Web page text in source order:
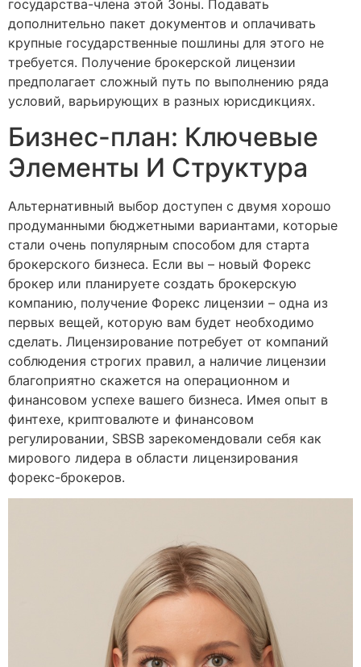
государства-члена этой Зоны. Подавать
дополнительно пакет документов и оплачивать
крупные государственные пошлины для этого не
требуется. Получение брокерской лицензии
предполагает сложный путь по выполнению ряда
условий, варьирующих в разных юрисдикциях.
Бизнес-план: Ключевые
Элементы И Структура
Альтернативный выбор доступен с двумя хорошо
продуманными бюджетными вариантами, которые
стали очень популярным способом для старта
брокерского бизнеса. Если вы – новый Форекс
брокер или планируете создать брокерскую
компанию, получение Форекс лицензии – одна из
первых вещей, которую вам будет необходимо
сделать. Лицензирование потребует от компаний
соблюдения строгих правил, а наличие лицензии
благоприятно скажется на операционном и
финансовом успехе вашего бизнеса. Имея опыт в
финтехе, криптовалюте и финансовом
регулировании, SBSB зарекомендовали себя как
мирового лидера в области лицензирования
форекс-брокеров.